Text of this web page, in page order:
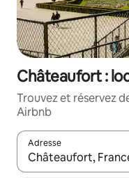
Châteaufort :
Trouvez et réservez
Airbnb
Adresse
Lorsque les résultats